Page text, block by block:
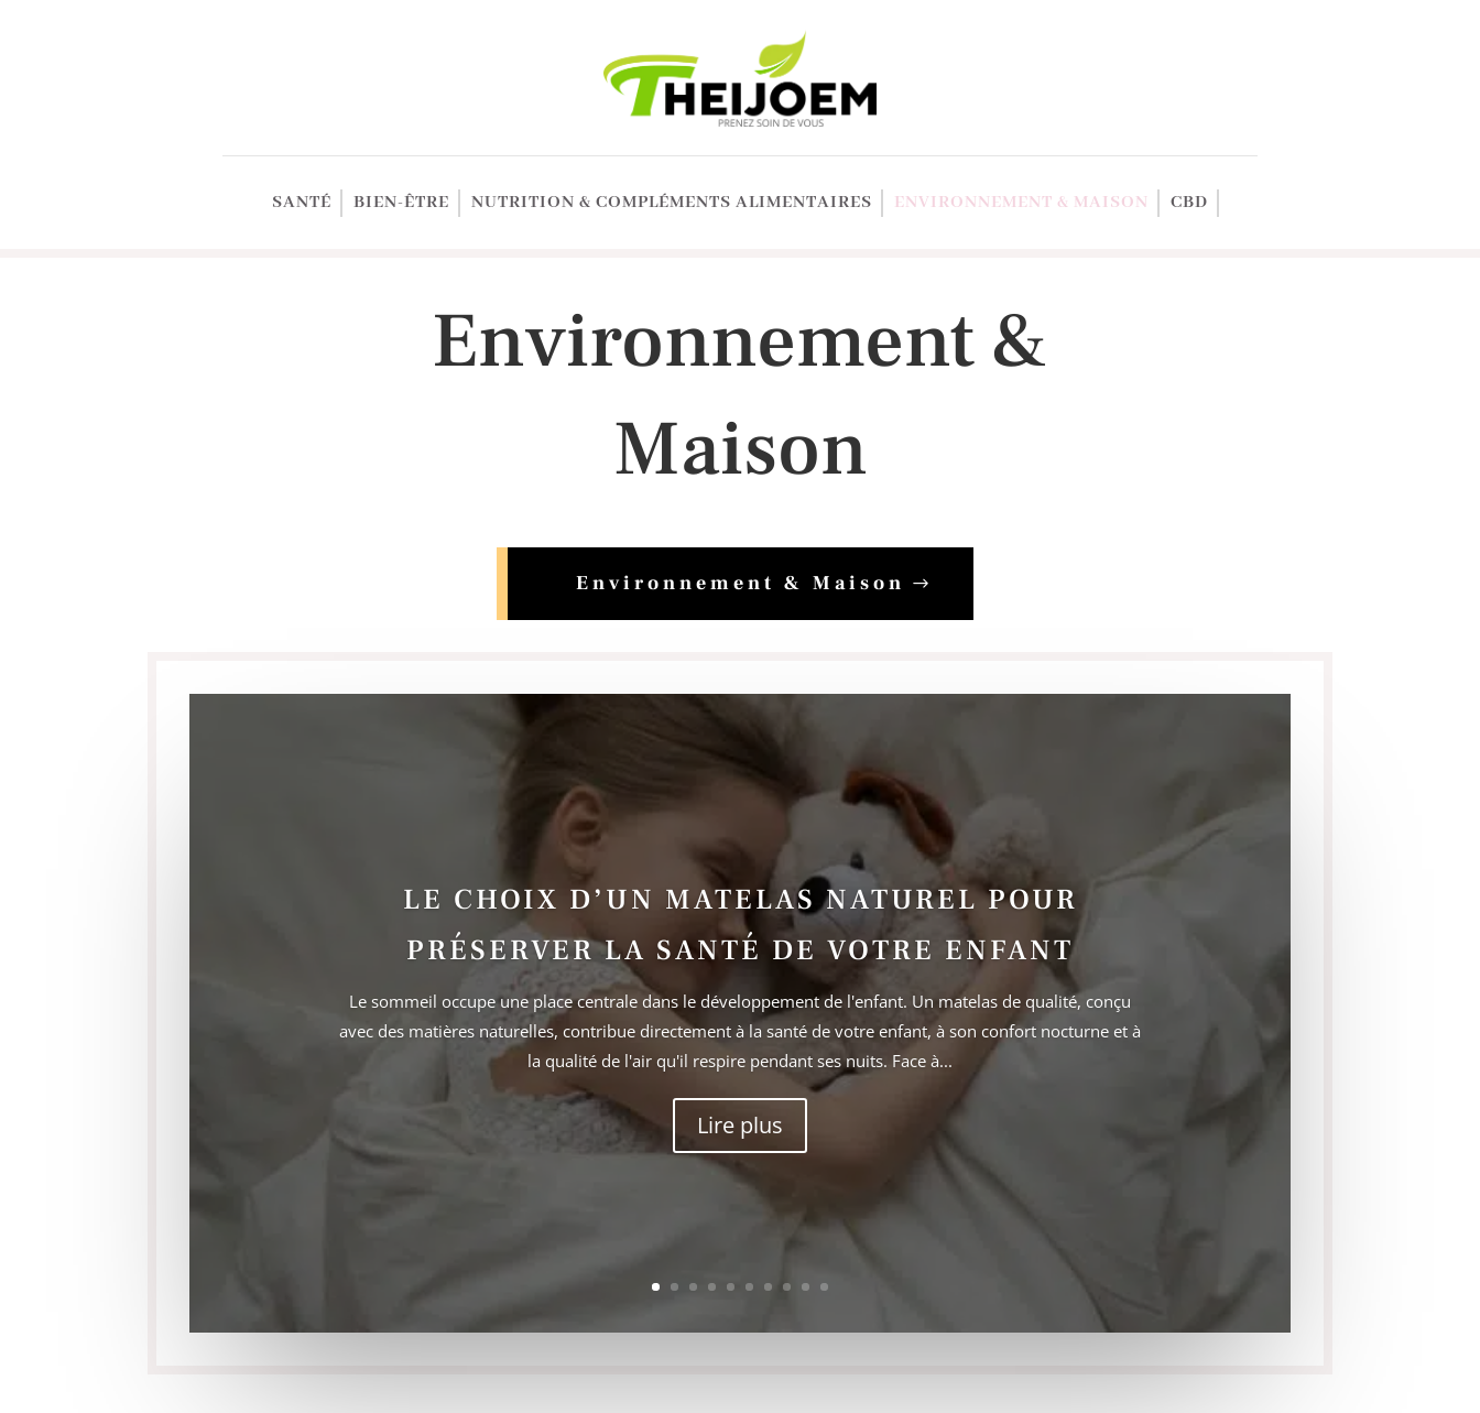
SANTÉ BIEN-ÊTRE NUTRITION & COMPLÉMENTS ALIMENTAIRES ENVIRONNEMENT & MAISON CBD
Environnement &
Maison
Environnement & Maison
LE CHOIX D’UN MATELAS NATUREL POUR
PRÉSERVER LA SANTÉ DE VOTRE ENFANT
Le sommeil occupe une place centrale dans le développement de l'enfant. Un matelas de qualité, conçu
avec des matières naturelles, contribue directement à la santé de votre enfant, à son confort nocturne et à
la qualité de l'air qu'il respire pendant ses nuits. Face à...
Lire plus